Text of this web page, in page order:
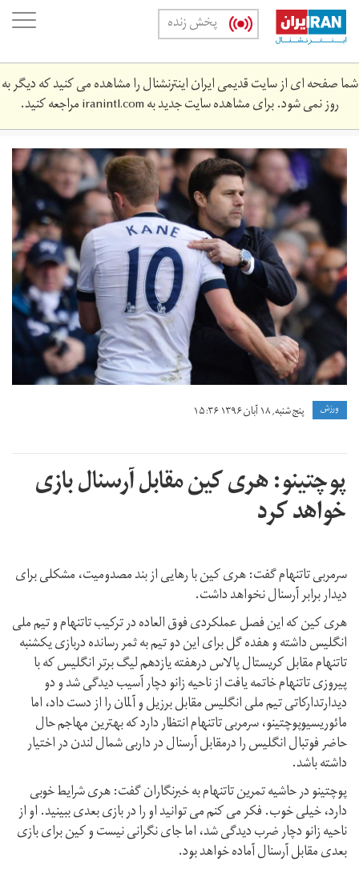
Skip
main
content
پخش زنده
شما صفحه ای از سایت قدیمی ایران اینترنشنال را مشاهده می کنید که دیگر به
روز نمی شود. برای مشاهده سایت جدید بهiranintl.comمراجعه کنید.
harrykanemauriciopochettino.jpg
ورزش پنج شنبه, ۱۸ آبان ۱۳۹۶ ۱۵:۳۶
پوچتینو: هری کین مقابل آرسنال بازی
خواهد کرد
سرمربی تاتنهام گفت: هری کین با رهایی از بند مصدومیت، مشکلی برای
دیدار برابر آرسنال نخواهد داشت.
هری کین که این فصل عملکردی فوق العاده در ترکیب تاتنهام و تیم ملی
انگلیس داشته و هفده گل برای این دو تیم به ثمر رسانده دربازی یکشنبه
تاتنهام مقابل کریستال پالاس درهفته یازدهم لیگ برتر انگلیس که با
پیروزی تاتنهام خاتمه یافت از ناحیه زانو دچار آسیب دیدگی شد و دو
دیدارتدارکاتی تیم ملی انگلیس مقابل برزیل و آلمان را از دست داد، اما
مائوریسیوپوچتینو، سرمربی تاتنهام انتظار دارد که بهترین مهاجم حال
حاضر فوتبال انگلیس را درمقابل آرسنال در داربی شمال لندن در اختیار
داشته باشد.
پوچتینو در حاشیه تمرین تاتنهام به خبرنگاران گفت: هری شرایط خوبی
دارد، خیلی خوب. فکر می کنم می توانید او را در بازی بعدی ببینید. او از
ناحیه زانو دچار ضرب دیدگی شد، اما جای نگرانی نیست و کین برای بازی
بعدی مقابل آرسنال آماده خواهد بود.